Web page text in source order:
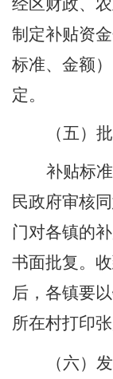
经区财政、
制定补贴资
标准、金额
定。
（五）
补贴标
民政府审核
门对各镇的
书面批复。
后，各镇要
所在村打印
（六）